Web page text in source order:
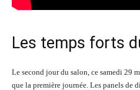
Les temps forts
Le second jour du salon, ce samedi 29
que la première journée. Les panels de